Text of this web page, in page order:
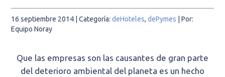
16 septiembre 2014 | Categoría:deHoteles,dePymes |Por:
Equipo Noray
Que las empresas son las causantes de gran parte
del deterioro ambiental del planeta es un hecho